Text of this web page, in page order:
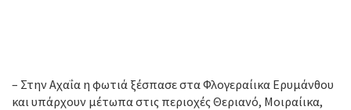
– Στην Αχαΐα η φωτιά ξέσπασε στα Φλογεραίικα Ερυμάνθου
και υπάρχουν μέτωπα στις περιοχές Θεριανό, Μοιραίικα,